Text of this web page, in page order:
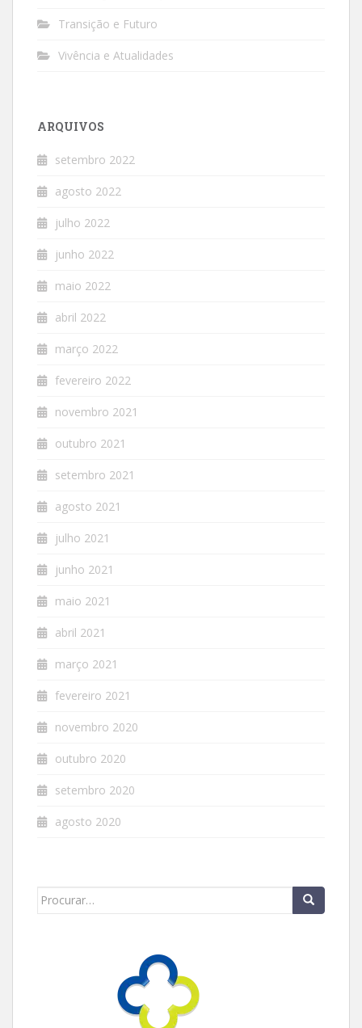
Transição e Futuro
Vivência e Atualidades
ARQUIVOS
setembro 2022
agosto 2022
julho 2022
junho 2022
maio 2022
abril 2022
março 2022
fevereiro 2022
novembro 2021
outubro 2021
setembro 2021
agosto 2021
julho 2021
junho 2021
maio 2021
abril 2021
março 2021
fevereiro 2021
novembro 2020
outubro 2020
setembro 2020
agosto 2020